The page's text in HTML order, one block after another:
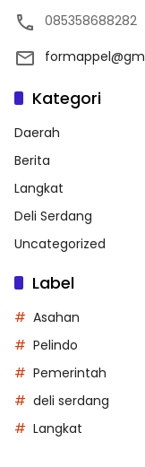
085358688282
Kategori
Daerah
Berita
Langkat
Deli Serdang
Uncategorized
Label
Asahan
Pelindo
Pemerintah
deli serdang
Langkat